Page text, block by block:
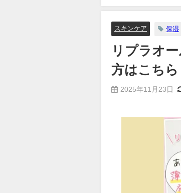
スキンケア 保湿
リプラオ
方はこちら
2025年11月23日